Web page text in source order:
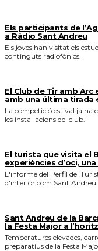
Els participants de
a Ràdio Sant Andreu
Els joves han visitat els
continguts radiofònics.
El Club de Tir amb
amb una última tirada
La competició estival ja ha
les instal·lacions del club.
El turista que visita el
experiències d’oci,
L'informe del Perfil del
d'interior com Sant Andreu
Sant Andreu de la
la Festa Major a
Temperatures elevades,
preparatius de la Festa